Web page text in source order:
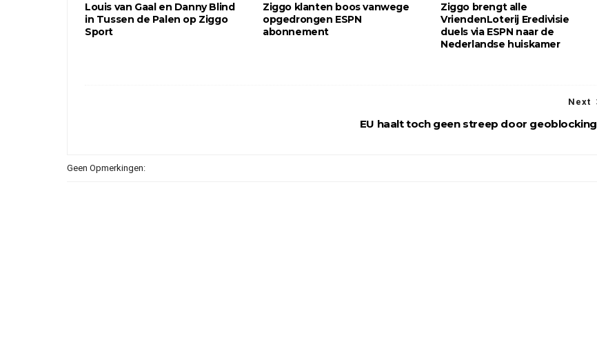
Louis van Gaal en Danny Blind
in Tussen de Palen op Ziggo
Sport
Ziggo klanten boos vanwege
opgedrongen ESPN
abonnement
Ziggo brengt alle
VriendenLoterij Eredivisie
duels via ESPN naar de
Nederlandse huiskamer
Next
EU haalt toch geen streep door geoblocking
Geen Opmerkingen: